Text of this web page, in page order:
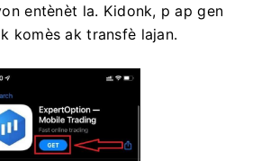
entènèt la. Kidonk, p ap gen
komès ak transfè lajan.